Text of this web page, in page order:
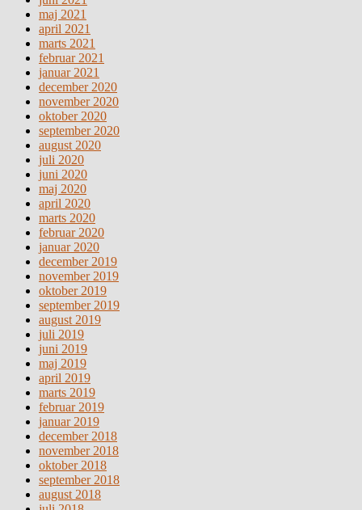
maj 2021
april 2021
marts 2021
februar 2021
januar 2021
december 2020
november 2020
oktober 2020
september 2020
august 2020
juli 2020
juni 2020
maj 2020
april 2020
marts 2020
februar 2020
januar 2020
december 2019
november 2019
oktober 2019
september 2019
august 2019
juli 2019
juni 2019
maj 2019
april 2019
marts 2019
februar 2019
januar 2019
december 2018
november 2018
oktober 2018
september 2018
august 2018